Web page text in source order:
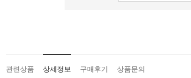
관련상품 상세정보 구매후기 상품문의